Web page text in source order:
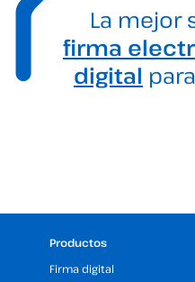
La mejor
firma
digital
Productos
Firma digital